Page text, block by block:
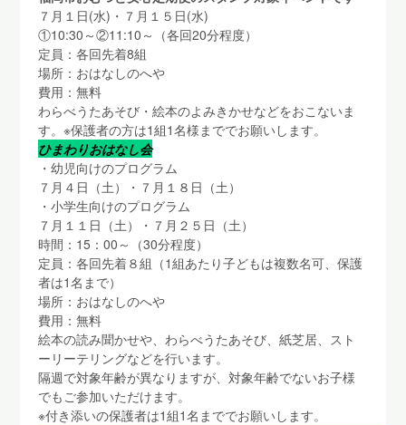
７月１日(水)・７月１５日(水)
①10:30～②11:10～（各回20分程度）
定員：各回先着8組
場所：おはなしのへや
費用：無料
わらべうたあそび・絵本のよみきかせなどをおこないま
す。※保護者の方は1組1名様まででお願いします。
ひまわりおはなし会
・幼児向けのプログラム
７月４日（土）・７月１８日（土）
・小学生向けのプログラム
７月１１日（土）・７月２５日（土）
時間：15：00～（30分程度）
定員：各回先着８組（1組あたり子どもは複数名可、保護
者は1名まで）
場所：おはなしのへや
費用：無料
絵本の読み聞かせや、わらべうたあそび、紙芝居、スト
ーリーテリングなどを行います。
隔週で対象年齢が異なりますが、対象年齢でないお子様
でもご参加いただけます。
※付き添いの保護者は1組1名まででお願いします。